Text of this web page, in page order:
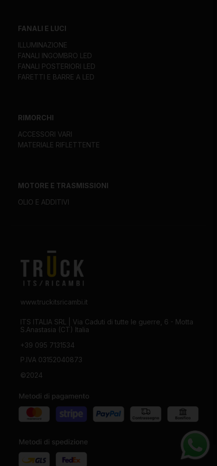
FANALI E LUCI
ILLUMINAZIONE
FANALI INGOMBRO LED
FANALI POSTERIORI LED
FARETTI E BARRE A LED
RIMORCHI
ACCESSORI VARI
MATERIALE RIFLETTENTE
MOTORE E TRASMISSIONI
OLIO E ADDITIVI
www.truckitsricambi.it
ITS ITALIA SRL | Via Caduti di tutte le guerre, 6 - Motta
S.Anastasia (CT) Italia
+39 095 7131534
P.IVA 03152040873
©2024